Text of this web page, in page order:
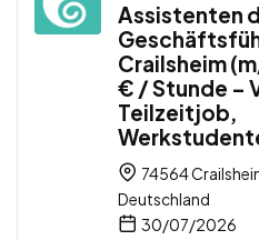
Assistenten
Crailsheim
€ / Stunde –
Teilzeitjob,
74564
Deutschland
30/07/2026